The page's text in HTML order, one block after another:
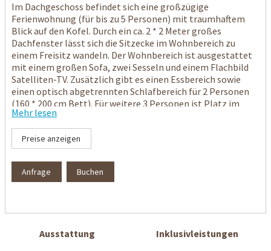
Im Dachgeschoss befindet sich eine großzügige
Ferienwohnung (für bis zu 5 Personen) mit traumhaftem
Blick auf den Kofel. Durch ein ca. 2 * 2 Meter großes
Dachfenster lässt sich die Sitzecke im Wohnbereich zu
einem Freisitz wandeln. Der Wohnbereich ist ausgestattet
mit einem großen Sofa, zwei Sesseln und einem Flachbild
Satelliten-TV. Zusätzlich gibt es einen Essbereich sowie
einen optisch abgetrennten Schlafbereich für 2 Personen
(160 * 200 cm Bett). Für weitere 3 Personen ist Platz im
separaten Schlafzimmer mit einem großen Doppelbett
(180 * 200 cm) und einem Einzelbett (90 * 200 cm). Die
Ferienwohnung verfügt außerdem über ein Bad mit
Duschwanne / WC und eine eigene Küche. WLAN steht Ihnen
kostenfrei zur Verfügung. Die Wohnung ist eine
Nichtraucher-Wohnung.
Mehr lesen
Preise anzeigen
Anfrage Buchen
Ausstattung
Inklusivleistungen